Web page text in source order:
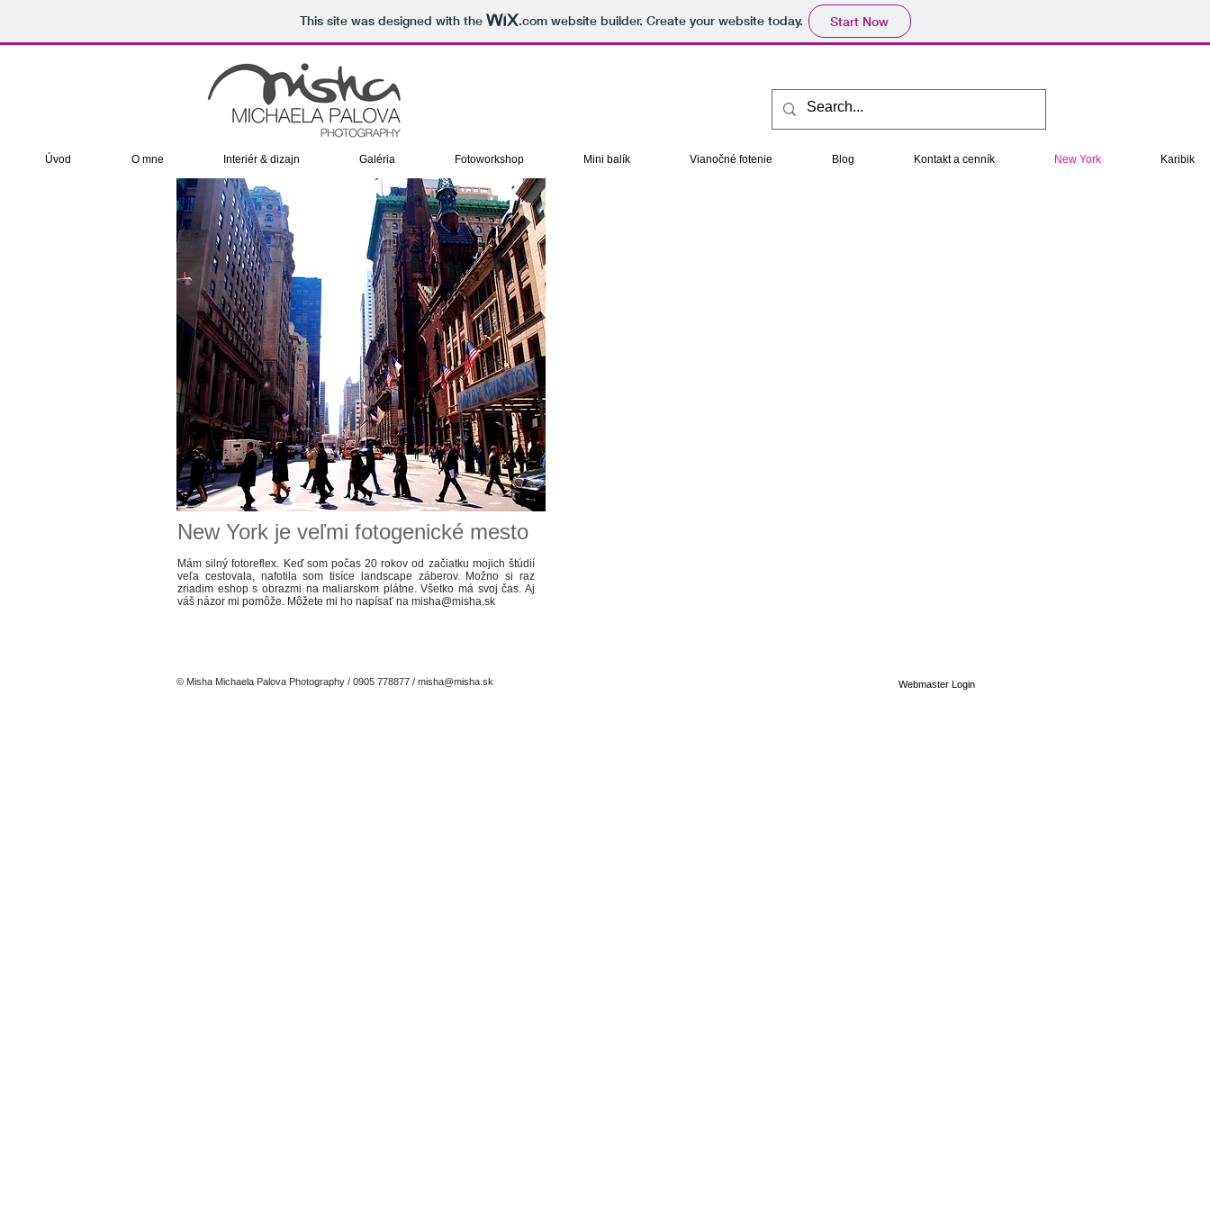
This site was designed with the .comwebsite builder. Create your website today. Start Now
Úvod O mne Interiér & dizajn Galéria Fotoworkshop Mini balík Vianočné fotenie Blog Kontakt a cenník New York Karibik
New York je veľmi fotogenické mesto
Mám silný fotoreflex. Keď som počas 20 rokov od začiatku mojich štúdií
veľa cestovala, nafotila som tisíce landscape záberov. Možno si raz
zriadim eshop s obrazmi na maliarskom plátne. Všetko má svoj čas. Aj
váš názor mi pomôže. Môžete mi ho napísať na misha@misha.sk
© Misha Michaela Palova Photography / 0905 778877 / misha@misha.sk Webmaster Login